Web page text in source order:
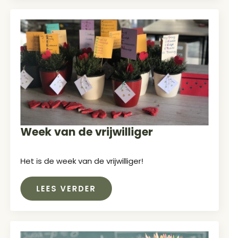
Week van de vrijwilliger
Het is de week van de vrijwilliger!
LEES VERDER